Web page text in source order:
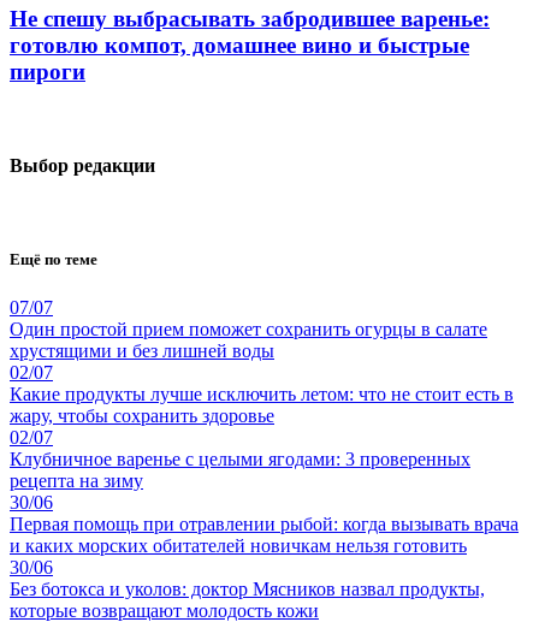
Не спешу выбрасывать забродившее варенье:
готовлю компот, домашнее вино и быстрые
пироги
Выбор редакции
Ещё по теме
07/07
Один простой прием поможет сохранить огурцы в салате
хрустящими и без лишней воды
02/07
Какие продукты лучше исключить летом: что не стоит есть в
жару, чтобы сохранить здоровье
02/07
Клубничное варенье с целыми ягодами: 3 проверенных
рецепта на зиму
30/06
Первая помощь при отравлении рыбой: когда вызывать врача
и каких морских обитателей новичкам нельзя готовить
30/06
Без ботокса и уколов: доктор Мясников назвал продукты,
которые возвращают молодость кожи